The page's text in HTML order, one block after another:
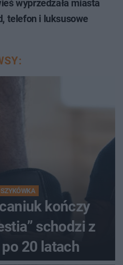
wyprzedzała miasta
telefon i luksusowe
kończy
schodzi z
20 latach